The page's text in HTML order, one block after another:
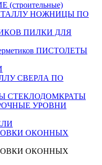
НОЖНИЦЫ ПО
ПИЛКИ ДЛЯ
ПИСТОЛЕТЫ
СВЕРЛА ПО
СТЕКЛОДОМКРАТЫ
УРОВНИ
ОКОННЫХ
ОКОННЫХ